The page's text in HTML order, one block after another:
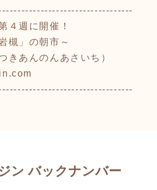
４週に開催！
槻」の朝市～
きあんのんあさいち）
ン バックナンバー